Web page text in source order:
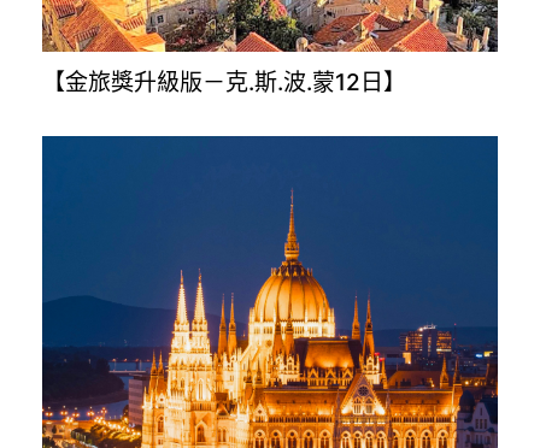
【金旅獎升級版－克.斯.波.蒙12日】